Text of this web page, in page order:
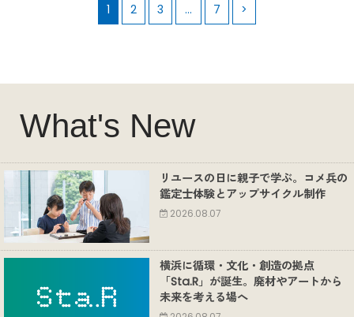
1 2 3 … 7 >
What's New
リユースの日に親子で学ぶ。コメ兵の
鑑定士体験とアップサイクル制作
2026.08.07
横浜に循環・文化・創造の拠点
「Sta.R」が誕生。廃材やアートから
未来を考える場へ